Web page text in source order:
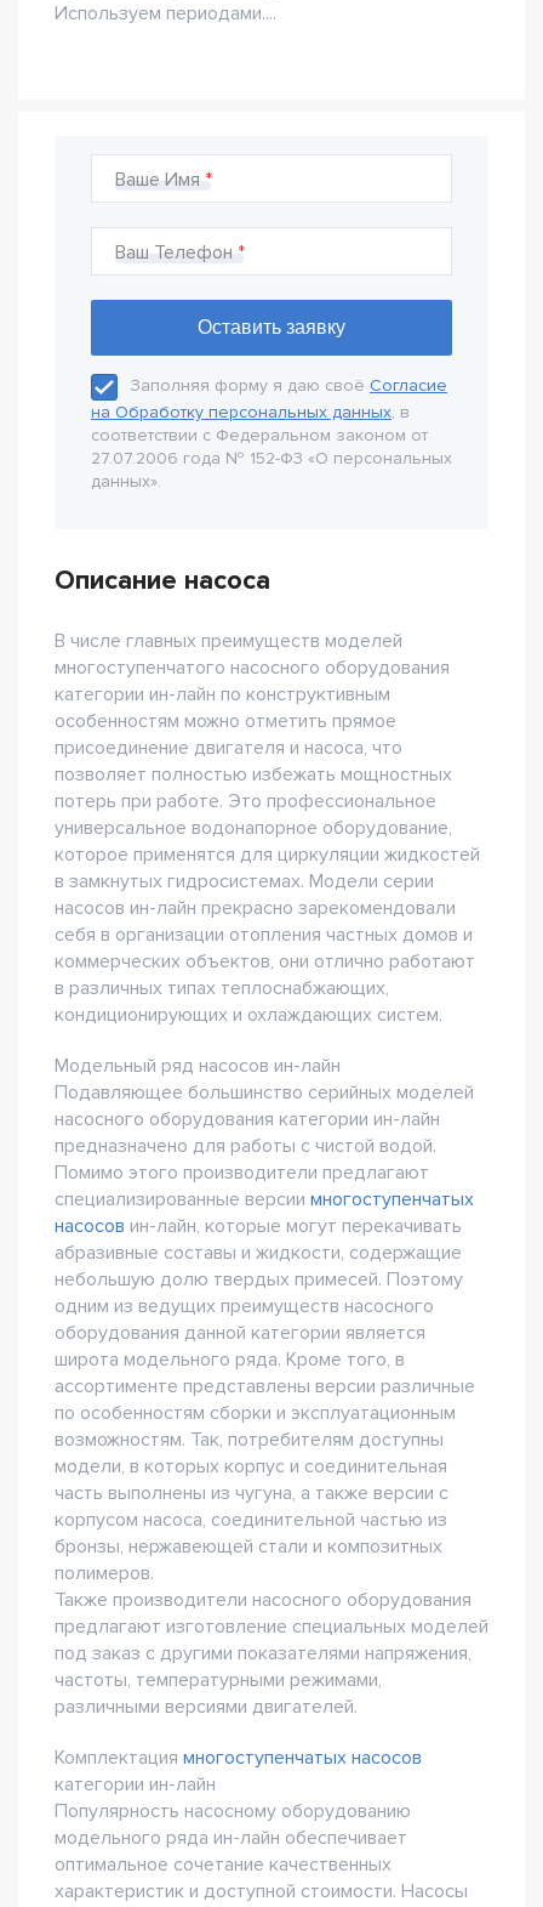
Используем периодами....
Ваше Имя
Ваш Телефон
Заполняя форму я даю своё Согласие
на Обработку персональных данных, в
соответствии с Федеральном законом от
27.07.2006 года № 152-Ф3 «О персональных
данных».
Описание насоса
В числе главных преимуществ моделей
многоступенчатого насосного оборудования
категории ин-лайн по конструктивным
особенностям можно отметить прямое
присоединение двигателя и насоса, что
позволяет полностью избежать мощностных
потерь при работе. Это профессиональное
универсальное водонапорное оборудование,
которое применятся для циркуляции жидкостей
в замкнутых гидросистемах. Модели серии
насосов ин-лайн прекрасно зарекомендовали
себя в организации отопления частных домов и
коммерческих объектов, они отлично работают
в различных типах теплоснабжающих,
кондиционирующих и охлаждающих систем.
Модельный ряд насосов ин-лайн
Подавляющее большинство серийных моделей
насосного оборудования категории ин-лайн
предназначено для работы с чистой водой.
Помимо этого производители предлагают
специализированные версии многоступенчатых
насосов ин-лайн, которые могут перекачивать
абразивные составы и жидкости, содержащие
небольшую долю твердых примесей. Поэтому
одним из ведущих преимуществ насосного
оборудования данной категории является
широта модельного ряда. Кроме того, в
ассортименте представлены версии различные
по особенностям сборки и эксплуатационным
возможностям. Так, потребителям доступны
модели, в которых корпус и соединительная
часть выполнены из чугуна, а также версии с
корпусом насоса, соединительной частью из
бронзы, нержавеющей стали и композитных
полимеров.
Также производители насосного оборудования
предлагают изготовление специальных моделей
под заказ с другими показателями напряжения,
частоты, температурными режимами,
различными версиями двигателей.
Комплектация многоступенчатых насосов
категории ин-лайн
Популярность насосному оборудованию
модельного ряда ин-лайн обеспечивает
оптимальное сочетание качественных
характеристик и доступной стоимости. Насосы